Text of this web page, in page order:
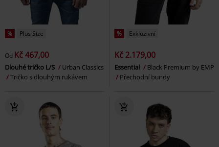
% Plus Size
Od Kč 467,00
Dlouhé tričko L/S
Urban Classics
Tričko s dlouhým rukávem
% Exkluzivní
Kč 2.179,00
Essential
Black Premium by EMP
Přechodní bundy